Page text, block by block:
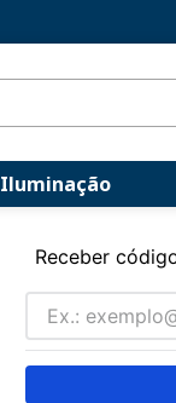
Iluminação
Receber